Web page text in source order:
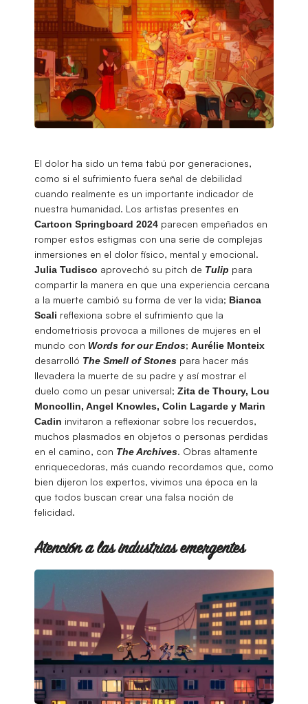
El dolor ha sido un tema tabú por generaciones,
como si el sufrimiento fuera señal de debilidad
cuando realmente es un importante indicador de
nuestra humanidad. Los artistas presentes en
Cartoon Springboard 2024 parecen empeñados en
romper estos estigmas con una serie de complejas
inmersiones en el dolor físico, mental y emocional.
Julia Tudisco aprovechó su pitch de Tulip para
compartir la manera en que una experiencia cercana
a la muerte cambió su forma de ver la vida; Bianca
Scali reflexiona sobre el sufrimiento que la
endometriosis provoca a millones de mujeres en el
mundo con Words for our Endos; Aurélie Monteix
desarrolló The Smell of Stones para hacer más
llevadera la muerte de su padre y así mostrar el
duelo como un pesar universal; Zita de Thoury, Lou
Mon­collin, Angel Knowles, Col­in Lagarde y Marin
Cadin invitaron a reflexionar sobre los recuerdos,
muchos plasmados en objetos o personas perdidas
en el camino, con The Archives. Obras altamente
enriquecedoras, más cuando recordamos que, como
bien dijeron los expertos, vivimos una época en la
que todos buscan crear una falsa noción de
felicidad.
Atención a las industrias emergentes